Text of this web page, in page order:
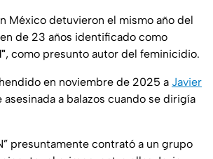
México detuvieron el mismo año del
de 23 años identificado como
, como presunto autor del feminicidio.
en noviembre de 2025 a Javier
asesinada a balazos cuando se dirigía
presuntamente contrató a un grupo